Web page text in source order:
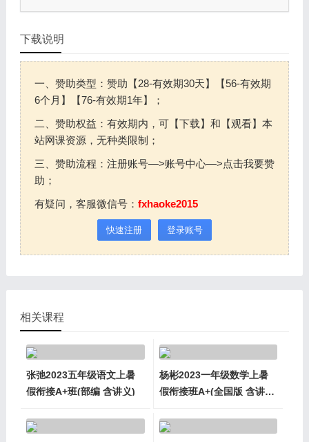
下载说明
一、赞助类型：赞助【28-有效期30天】【56-有效期
6个月】【76-有效期1年】；
二、赞助权益：有效期内，可【下载】和【观看】本
站网课资源，无种类限制；
三、赞助流程：注册账号—>账号中心—>点击我要赞
助；
有疑问，客服微信号： fxhaoke2015
快速注册 登录账号
相关课程
张弛2023五年级语文上暑
假衔接A+班(部编 含讲义)
杨彬2023一年级数学上暑
假衔接班A+(全国版 含讲